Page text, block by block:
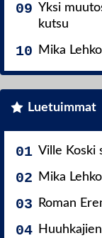
Yksi
kutsu
Mika
Luetuimmat
Ville Koski
Mika
Roman